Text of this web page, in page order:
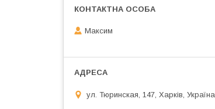
Максим
ул. Тюринская, 147, Харків, Україна